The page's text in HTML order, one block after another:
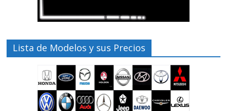
Lista de Modelos y sus Precios